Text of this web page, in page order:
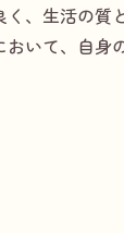
、生活の質
いて、自身